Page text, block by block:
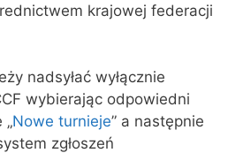
krajowej federacji
nadsyłać wyłącznie
wybierając odpowiedni
„Nowe turnieje” a następnie
zgłoszeń